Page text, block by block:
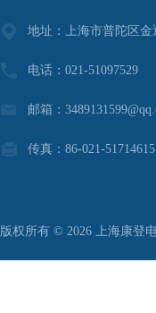
地址：上海市普陀区金
电话：021-51097529
邮箱：
传真：86-021-51714615
版权所有 © 2026 上海康登